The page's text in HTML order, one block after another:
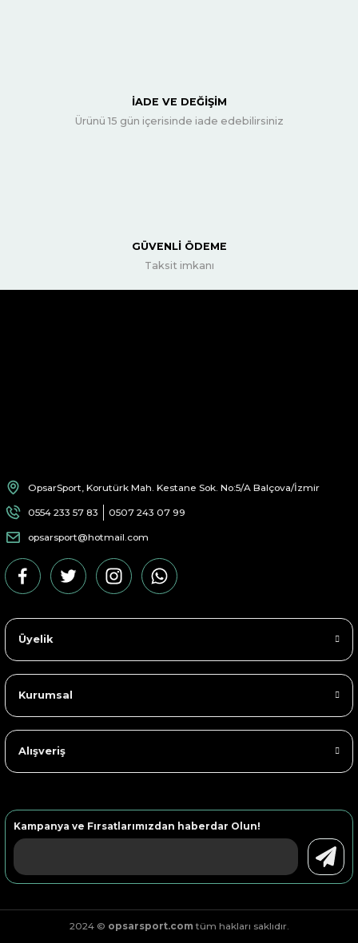
İADE VE DEĞİŞİM
Ürünü 15 gün içerisinde iade edebilirsiniz
GÜVENLİ ÖDEME
Taksit imkanı
OpsarSport, Korutürk Mah. Kestane Sok. No:5/A Balçova/İzmir
0554 233 57 83 0507 243 07 99
opsarsport@hotmail.com
Üyelik
Kurumsal
Alışveriş
Kampanya ve Fırsatlarımızdan haberdar Olun!
2024 © opsarsport.com tüm hakları saklıdır.